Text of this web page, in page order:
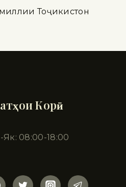
Тоҷикистон
Корӣ
08:00-18:00